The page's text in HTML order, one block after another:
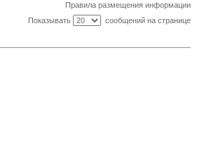
Правила размещения информации
Показывать
сообщений на странице